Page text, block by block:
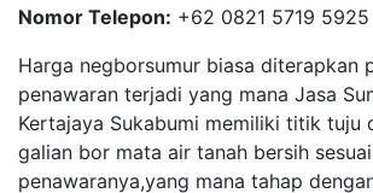
Nomor Telepon: +62 0821 5719 5925
Harga negborsumur biasa diterapkan
penawaran terjadi yang mana Jasa
Kertajaya Sukabumi memiliki titik tuju
galian bor mata air tanah bersih
penawaranya,yang mana tahap